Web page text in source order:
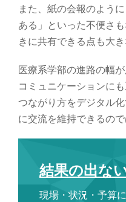
また、紙の会報のよう
ある」といった不便さ
きに共有できる点も大き
医療系学部の進路の幅
コミュニケーションに
つながり方をデジタル
に交流を維持できるの
結果の出な
現場・状況・予算